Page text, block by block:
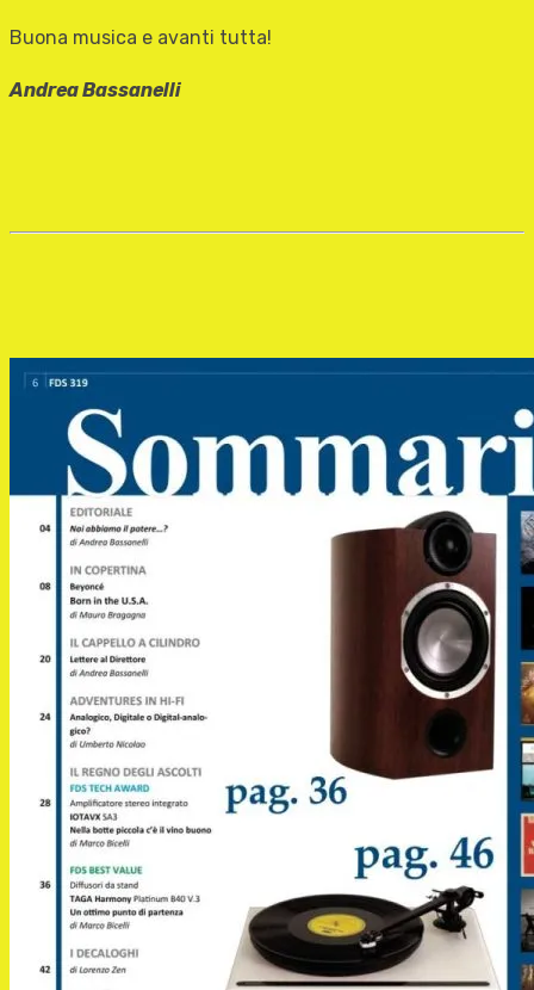
Buona musica e avanti tutta!
Andrea Bassanelli